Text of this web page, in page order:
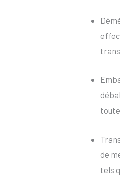
de
tels